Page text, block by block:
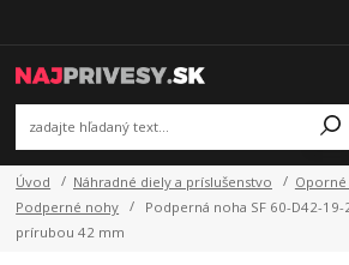
Úvod Náhradné diely a príslušenstvo
Oporné
Podperné nohy
Podperná noha SF 60-D42-
prírubou 42 mm